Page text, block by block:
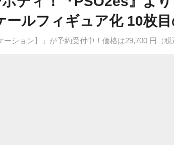
ルフィギュア化 10枚
ション】」が予約受付中！価格は29,700 円（税